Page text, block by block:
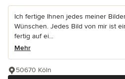
Ich fertige Ihnen jedes meiner
Wünschen. Jedes Bild von mir ist
fertig auf ei...
Mehr
50670 Köln